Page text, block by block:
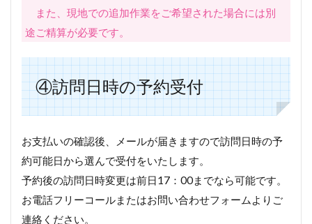
また、現地での追加作業をご希望された場合には別
途ご精算が必要です。
④訪問日時の予約受付
お支払いの確認後、メールが届きますので訪問日時の予
約可能日から選んで受付をいたします。
予約後の訪問日時変更は前日17：00までなら可能です。
お電話フリーコールまたはお問い合わせフォームよりご
連絡ください。